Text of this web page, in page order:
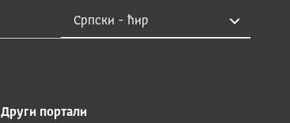
Други портали